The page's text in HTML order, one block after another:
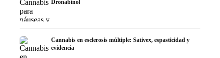
Dronabinol
Cannabis en esclerosis múltiple: Sativex, espasticidad y
evidencia